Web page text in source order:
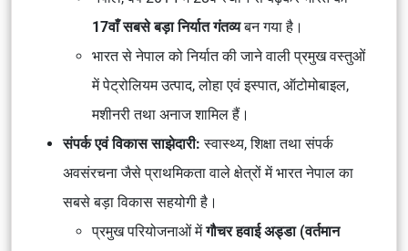
17वाँ सबसे बड़ा निर्यात गंतव्यबन गया है।
भारत से नेपाल को निर्यात की जाने वाली प्रमुख वस्तुओं
में पेट्रोलियम उत्पाद, लोहा एवं इस्पात, ऑटोमोबाइल,
मशीनरी तथा अनाज शामिल हैं।
संपर्क एवं विकास साझेदारी:स्वास्थ्य, शिक्षा तथा संपर्क
अवसंरचना जैसे प्राथमिकता वाले क्षेत्रों में भारत नेपाल का
सबसे बड़ा विकास सहयोगी है।
प्रमुख परियोजनाओं मेंगौचर हवाई अड्डा (वर्तमान